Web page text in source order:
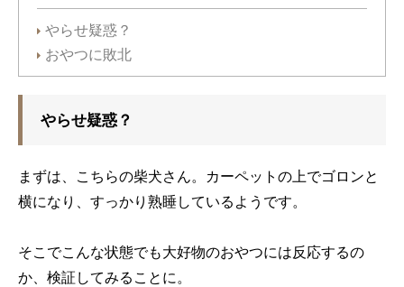
やらせ疑惑？
おやつに敗北
やらせ疑惑？
まずは、こちらの柴犬さん。カーペットの上でゴロンと
横になり、すっかり熟睡しているようです。
そこでこんな状態でも大好物のおやつには反応するの
か、検証してみることに。